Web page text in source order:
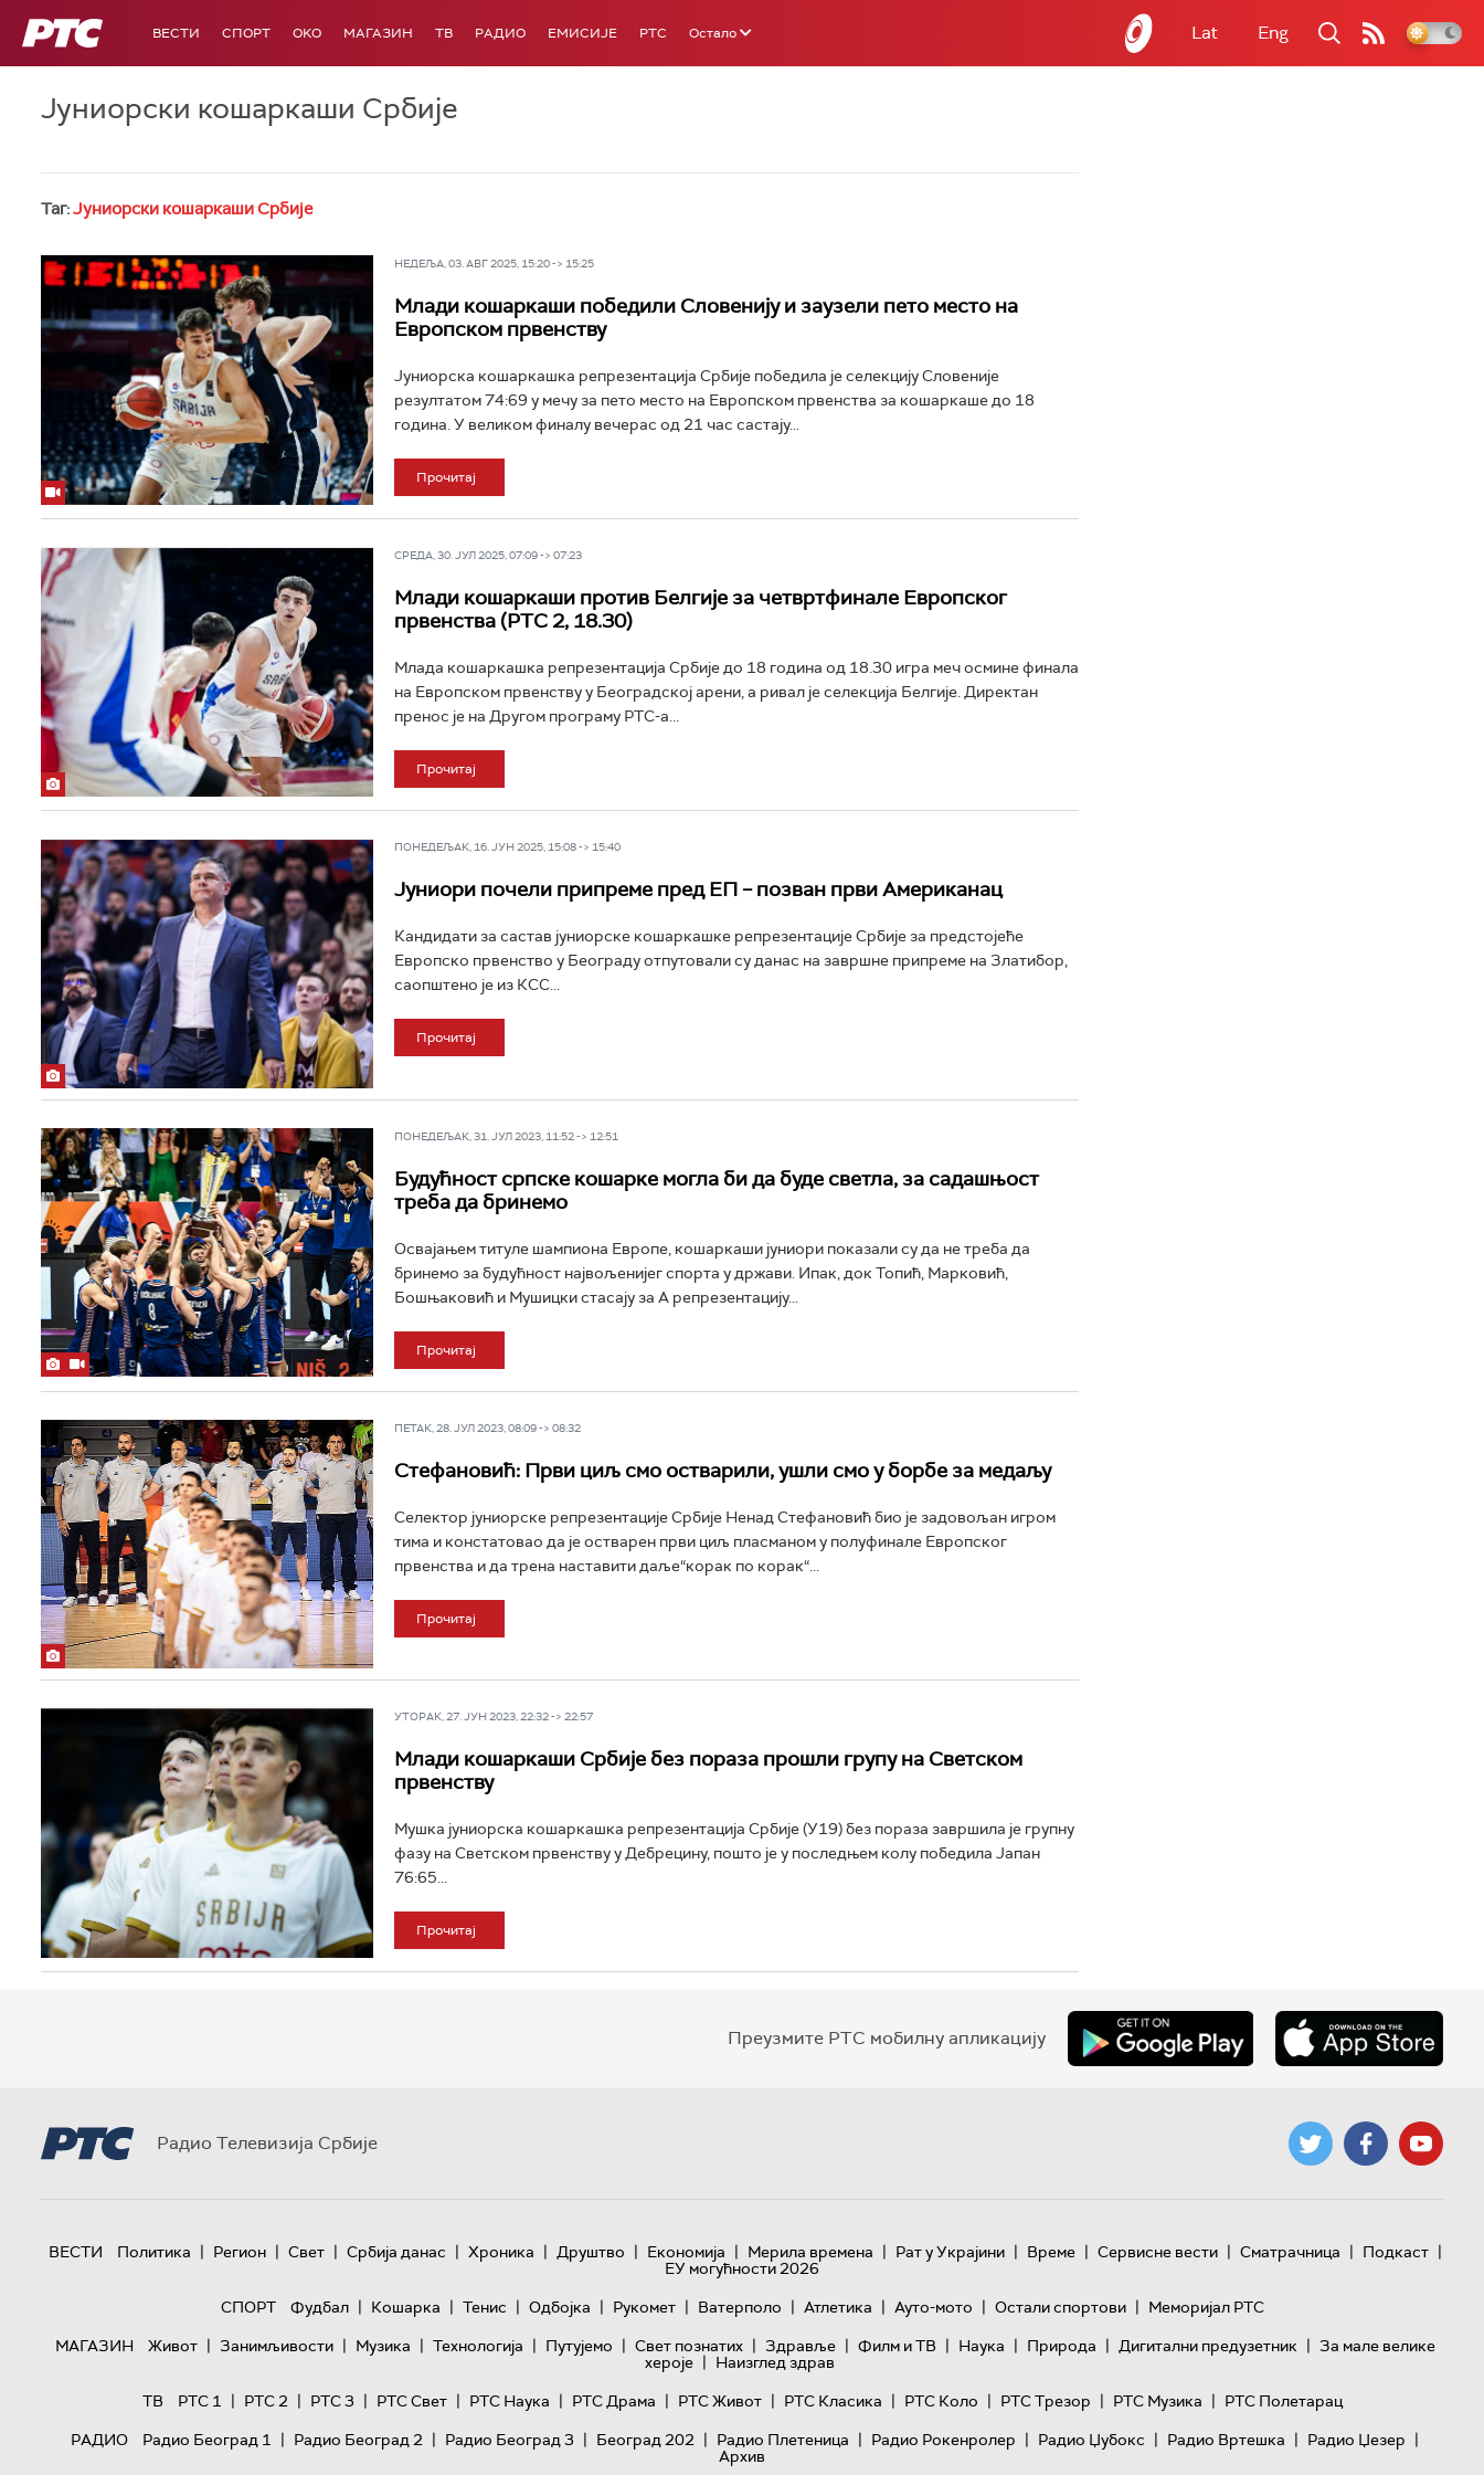
РТС ВЕСТИ СПОРТ OKO МАГАЗИН ТВ РАДИО ЕМИСИЈЕ РТС Остало Lat Eng
Јуниорски кошаркаши Србије
Таг:Јуниорски кошаркаши Србије
НЕДЕЉА, 03. АВГ 2025, 15:20 -> 15:25
Млади кошаркаши победили Словенију и заузели пето место на
Европском првенству
Јуниорска кошаркашка репрезентација Србије победила је селекцију Словеније
резултатом 74:69 у мечу за пето место на Европском првенства за кошаркаше до 18
година. У великом финалу вечерас од 21 час састају...
Прочитај
СРЕДА, 30. ЈУЛ 2025, 07:09 -> 07:23
Млади кошаркаши против Белгије за четвртфинале Европског
првенства (РТС 2, 18.30)
Млада кошаркашка репрезентација Србије до 18 година од 18.30 игра меч осмине финала
на Европском првенству у Београдској арени, а ривал је селекција Белгије. Директан
пренос је на Другом програму РТС-а...
Прочитај
ПОНЕДЕЉАК, 16. ЈУН 2025, 15:08 -> 15:40
Јуниори почели припреме пред ЕП – позван први Американац
Кандидати за састав јуниорске кошаркашке репрезентације Србије за предстојеће
Европско првенство у Београду отпутовали су данас на завршне припреме на Златибор,
саопштено је из КСС...
Прочитај
ПОНЕДЕЉАК, 31. ЈУЛ 2023, 11:52 -> 12:51
Будућност српске кошарке могла би да буде светла, за садашњост
треба да бринемо
Освајањем титуле шампиона Европе, кошаркаши јуниори показали су да не треба да
бринемо за будућност највољенијег спорта у држави. Ипак, док Топић, Марковић,
Бошњаковић и Мушицки стасају за А репрезентацију...
Прочитај
ПЕТАК, 28. ЈУЛ 2023, 08:09 -> 08:32
Стефановић: Први циљ смо остварили, ушли смо у борбе за медаљу
Селектор јуниорске репрезентације Србије Ненад Стефановић био је задовољан игром
тима и констатовао да је остварен први циљ пласманом у полуфинале Европског
првенства и да трена наставити даље“корак по корак“...
Прочитај
УТОРАК, 27. ЈУН 2023, 22:32 -> 22:57
Млади кошаркаши Србије без пораза прошли групу на Светском
првенству
Мушка јуниорска кошаркашка репрезентација Србије (У19) без поразa завршила je групну
фазу на Светском првенству у Дебрецину, пошто је у последњем колу победила Јапан
76:65...
Прочитај
Преузмите РТС мобилну апликацију
Радио Телевизија Србије
ВЕСТИ Политика | Регион | Свет | Србија данас | Хроника | Друштво | Економија | Мерила времена | Рат у Украјини | Време | Сервисне вести | Сматрачница | Подкаст |
ЕУ могућности 2026
СПОРТ
Фудбал | Кошарка | Тенис | Одбојка | Рукомет | Ватерполо | Атлетика | Ауто-мото | Остали спортови | Меморијал РТС
МАГАЗИН
Живот | Занимљивости | Музика | Технологијa | Путујемо | Свет познатих | Здравље | Филм и ТВ | Наука | Природа | Дигитални предузетник | За мале велике
хероје | Наизглед здрав
ТВ
РТС 1 | РТС 2 | РТС 3 | РТС Свет | РТС Наука | РТС Драма | РТС Живот | РТС Класика | РТС Коло | РТС Трезор | РТС Музика | РТС Полетарац
РАДИО
Радио Београд 1 | Радио Београд 2 | Радио Београд 3 | Београд 202 | Радио Плетеница | Радио Рокенролер | Радио Џубокс | Радио Вртешка | Радио Џезер |
Архив